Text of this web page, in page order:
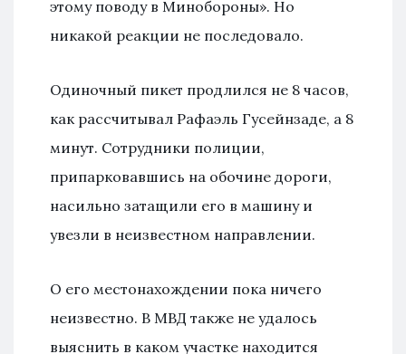
этому поводу в Минобороны». Но
никакой реакции не последовало.
Одиночный пикет продлился не 8 часов,
как рассчитывал Рафаэль Гусейнзаде, а 8
минут. Сотрудники полиции,
припарковавшись на обочине дороги,
насильно затащили его в машину и
увезли в неизвестном направлении.
О его местонахождении пока ничего
неизвестно. В МВД также не удалось
выяснить в каком участке находится